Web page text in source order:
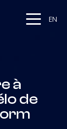
EN
à
de